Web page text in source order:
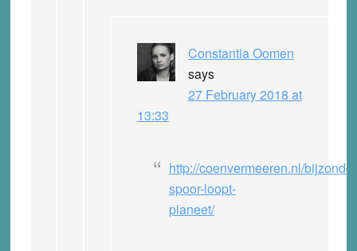
Constantia Oomen
says
27 February 2018 at
13:33
http://coenvermeeren.nl/
spoor-loopt-
planeet/